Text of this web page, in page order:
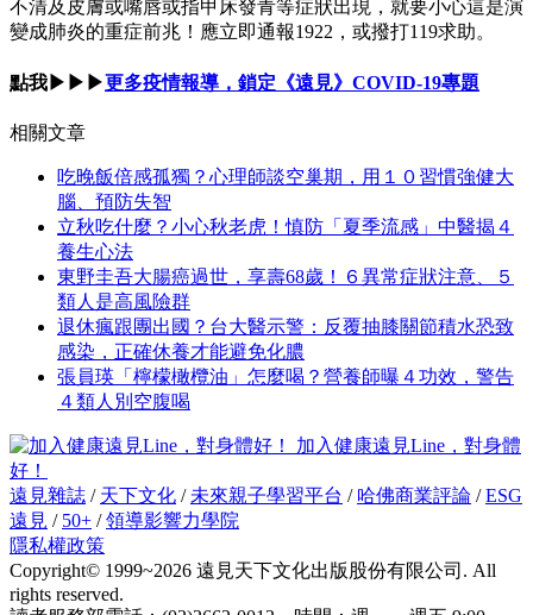
不清及皮膚或嘴唇或指甲床發青等症狀出現，就要小心這是演
變成肺炎的重症前兆！應立即通報1922，或撥打119求助。
點我▶▶▶更多疫情報導，鎖定《遠見》COVID-19專題
相關文章
吃晚飯倍感孤獨？心理師談空巢期，用１０習慣強健大
腦、預防失智
立秋吃什麼？小心秋老虎！慎防「夏季流感」中醫揭４
養生心法
東野圭吾大腸癌過世，享壽68歲！６異常症狀注意、５
類人是高風險群
退休瘋跟團出國？台大醫示警：反覆抽膝關節積水恐致
感染，正確休養才能避免化膿
張員瑛「檸檬橄欖油」怎麼喝？營養師曝４功效，警告
４類人別空腹喝
加入健康遠見Line，對身體
好！
遠見雜誌 / 天下文化 / 未來親子學習平台 / 哈佛商業評論 /ESG
遠見 / 50+ /領導影響力學院
隱私權政策
Copyright© 1999~2026 遠見天下文化出版股份有限公司. All
rights reserved.